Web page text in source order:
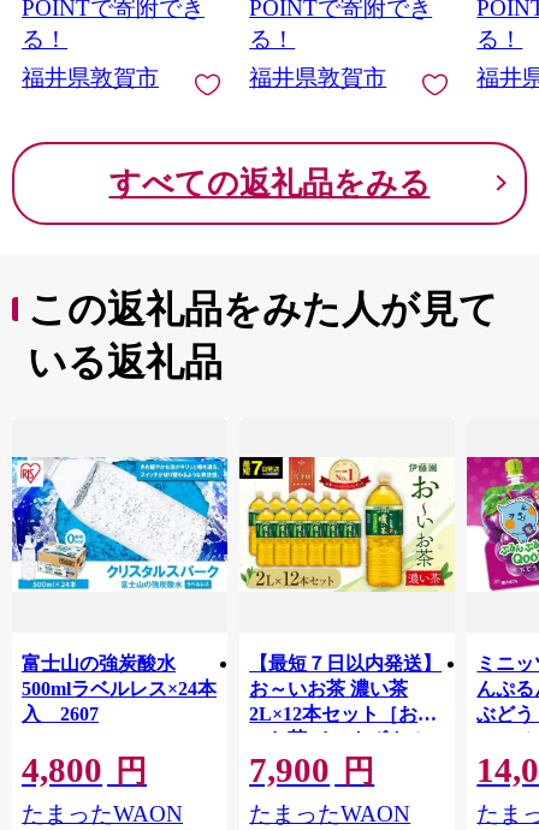
〒584-8790 富田林市中野町東2 コーユービジネス内
18202
付係 宛
酒 酒 日本酒 地酒 純米
酒 生酒 食中酒 限定品
名産品 お中元 お歳暮
【敦賀市ふるさと納
POINTで寄附でき
る！
福井県敦賀市
骨なし 鰺フライ 鯵 冷
凍 時短 小分け】[053-
a271]
POINTで寄附でき
る！
福井県敦賀市
し 鰺
短 小
る！
福井
すべての返礼品をみる
この返礼品をみた人が見て
いる返礼品
富士山の強炭酸水
500mlラベルレス×24本
入 2607
4,800 円
たまったWAON
【最短７日以内発送】
お～いお茶 濃い茶
2L×12本セット［おー
いお茶 ペットボトル 2
リットル ケース 箱 伊
藤園 静岡］
7,900 円
たまったWAON
ミニ
んぷ
ぶどう
ス |
ゼリ
ルシウ
給 コ
たま